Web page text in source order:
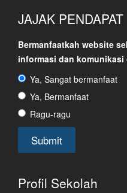
JAJAK PENDAPAT
Bermanfaatkah website
informasi dan komunikasi
Ya, Sangat bermanfaat
Ya, Bermanfaat
Ragu-ragu
Profil Sekolah